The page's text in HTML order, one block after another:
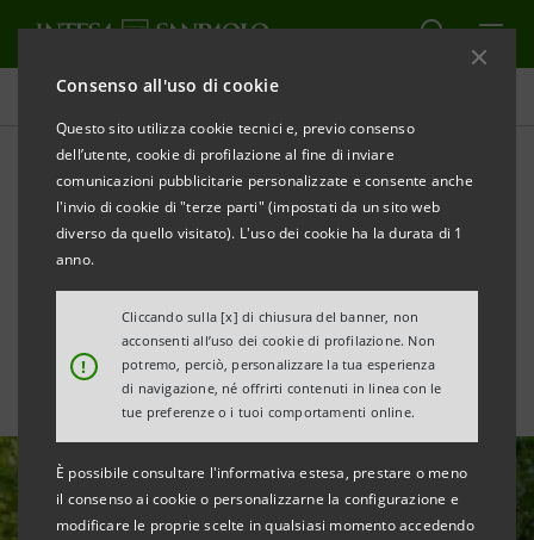
Consenso all'uso di cookie
Questo sito utilizza cookie tecnici e, previo consenso
dell’utente, cookie di profilazione al fine di inviare
comunicazioni pubblicitarie personalizzate e consente anche
l'invio di cookie di "terze parti" (impostati da un sito web
diverso da quello visitato). L'uso dei cookie ha la durata di 1
anno.
!
Cliccando sulla [x] di chiusura del banner, non
acconsenti all’uso dei cookie di profilazione. Non
potremo, perciò, personalizzare la tua esperienza
di navigazione, né offrirti contenuti in linea con le
tue preferenze o i tuoi comportamenti online.
È possibile consultare l'informativa estesa, prestare o meno
il consenso ai cookie o personalizzarne la configurazione e
modificare le proprie scelte in qualsiasi momento accedendo
Ultime notizie e approfondimenti
Fissati obiettivi Net Zero per
le società del wealth
managament